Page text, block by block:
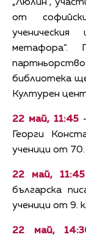
„Люлин“,
от
метафора“.
библиотека
Културен
22 май, 11:45
Георги
ученици от
22 май, 11:45
българска
ученици от 9.
22 май,